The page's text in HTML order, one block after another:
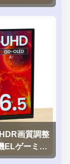
画質調整
ELゲーミン